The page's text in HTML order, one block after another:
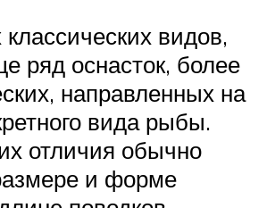
видов,
ряд оснасток, более
направленных на
вида рыбы.
отличия обычно
и форме